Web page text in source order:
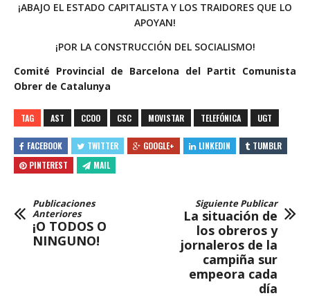
¡ABAJO EL ESTADO CAPITALISTA Y LOS TRAIDORES QUE LO
APOYAN!
¡POR LA CONSTRUCCIÓN DEL SOCIALISMO!
Comité Provincial de Barcelona del Partit Comunista
Obrer de Catalunya
TAG AST CCOO CSC MOVISTAR TELEFÓNICA UGT
FACEBOOK TWITTER GOOGLE+ LINKEDIN
TUMBLR
PINTEREST
MAIL
Publicaciones
Anteriores
¡O TODOS O
NINGUNO!
Siguiente Publicar
La situación de
los obreros y
jornaleros de la
campiña sur
empeora cada
día